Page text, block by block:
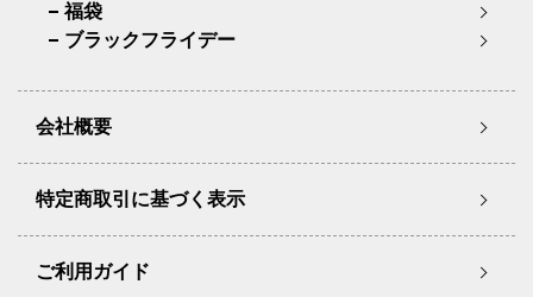
福袋
ブラックフライデー
会社概要
特定商取引に基づく表示
ご利用ガイド